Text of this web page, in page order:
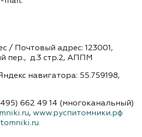
/ Почтовый адрес: 123001,
пер., д.3 стр.2, АППМ
навигатора: 55.759198,
662 49 14 (многоканальный)
, www.руспитомники.рф